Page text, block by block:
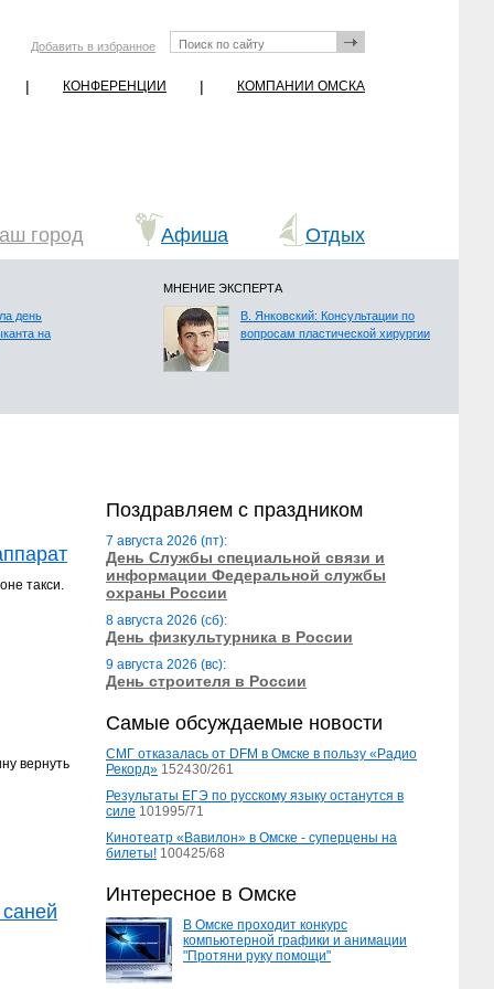
Добавить в избранное
| КОНФЕРЕНЦИИ | КОМПАНИИ ОМСКА
город Афиша Отдых
день
на
МНЕНИЕ ЭКСПЕРТА
В. Янковский: Консультации по
вопросам пластической хирургии
такси.
вернуть
Поздравляем с праздником
7 августа 2026 (пт):
День Службы специальной связи и
информации Федеральной службы
охраны России
8 августа 2026 (сб):
День физкультурника в России
9 августа 2026 (вс):
День строителя в России
Самые обсуждаемые новости
СМГ отказалась от DFM в Омске в пользу «Радио
Рекорд» 152430/261
Результаты ЕГЭ по русскому языку останутся в
силе 101995/71
Кинотеатр «Вавилон» в Омске - суперцены на
билеты! 100425/68
Интересное в Омске
В Омске проходит конкурс
компьютерной графики и анимации
"Протяни руку помощи"